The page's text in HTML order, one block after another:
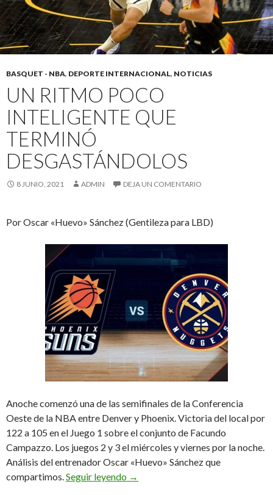
BASQUET - NBA, DEPORTE INTERNACIONAL, NOTICIAS
UN RITMO POCO
INTELIGENTE QUE
TERMINÓ
DESGASTÁNDOLOS
8 JUNIO, 2021 ADMIN DEJA UN COMENTARIO
Por Oscar «Huevo» Sánchez (Gentileza para LBD)
Anoche comenzó una de las semifinales de la Conferencia
Oeste de la NBA entre Denver y Phoenix. Victoria del local por
122 a 105 en el Juego 1 sobre el conjunto de Facundo
Campazzo. Los juegos 2 y 3 el miércoles y viernes por la noche.
Análisis del entrenador Oscar «Huevo» Sánchez que
compartimos.Seguir leyendo Un ritmo poco inteligente que
→